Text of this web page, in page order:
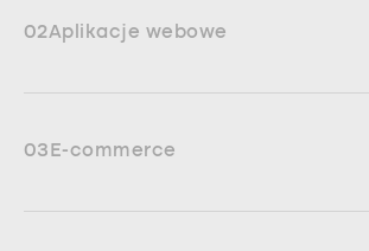
02Aplikacje webowe
03E-commerce